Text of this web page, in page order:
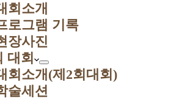
회소개
로그램 기록
장사진
대회
회소개(제2회대회)
술세션